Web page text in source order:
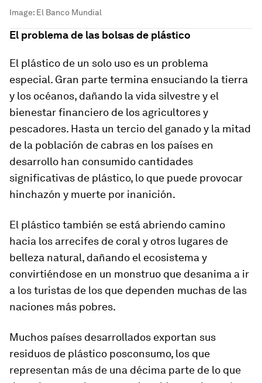
Image: El Banco Mundial
El problema de las bolsas de plástico
El plástico de un solo uso es un problema
especial. Gran parte termina ensuciando la tierra
y los océanos, dañando la vida silvestre y el
bienestar financiero de los agricultores y
pescadores. Hasta un tercio del ganado y la mitad
de la población de cabras en los países en
desarrollo han consumido cantidades
significativas de plástico, lo que puede provocar
hinchazón y muerte por inanición.
El plástico también se está abriendo camino
hacia los arrecifes de coral y otros lugares de
belleza natural, dañando el ecosistema y
convirtiéndose en un monstruo que desanima a ir
a los turistas de los que dependen muchas de las
naciones más pobres.
Muchos países desarrollados exportan sus
residuos de plástico posconsumo, los que
representan más de una décima parte de lo que